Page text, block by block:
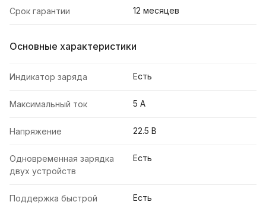
Срок гарантии 12 месяцев
Основные характеристики
Индикатор заряда Есть
Максимальный ток 5 А
Напряжение 22.5 В
Одновременная зарядка
двух устройств
Есть
Поддержка быстрой
Есть